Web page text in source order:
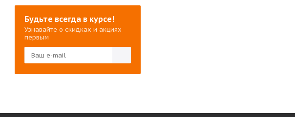
Будьте всегда в курсе!
Узнавайте о скидках и акциях
первым